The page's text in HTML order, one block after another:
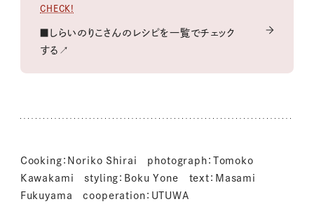
CHECK!
■しらいのりこさんのレシピを一覧でチェック
する↗
Cooking：Noriko Shirai photograph：Tomoko
Kawakami styling：Boku Yone text：Masami
Fukuyama cooperation：UTUWA